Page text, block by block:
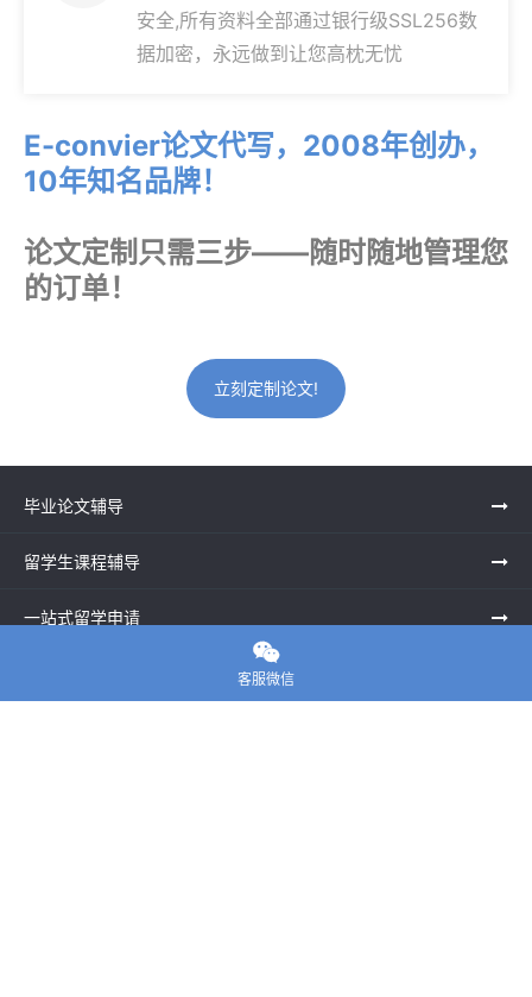
安全,所有资料全部通过银行级SSL256数
据加密，永远做到让您高枕无忧
E-convier论文代写，2008年创办，
10年知名品牌！
论文定制只需三步——随时随地管理您
的订单！
立刻定制论文!
毕业论文辅导
留学生课程辅导
一站式留学申请

客服微信